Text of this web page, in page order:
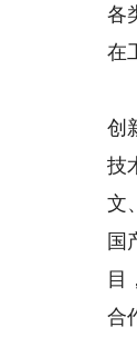
各
在
创
技
文
国
目
合